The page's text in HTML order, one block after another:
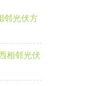
邻光伏方
相邻光伏